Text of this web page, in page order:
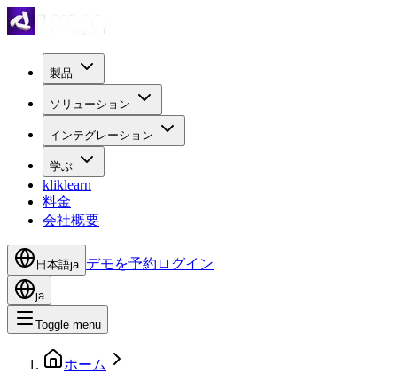
製品
ソリューション
インテグレーション
学ぶ
kliklearn
料金
会社概要
日本語ja デモを予約 ログイン
ja
Toggle menu
ホーム